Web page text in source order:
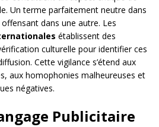
Un terme parfaitement neutre dans
dans une autre. Les
établissent des
culturelle pour identifier ces
Cette vigilance s’étend aux
aux homophonies malheureuses et
négatives.
Publicitaire